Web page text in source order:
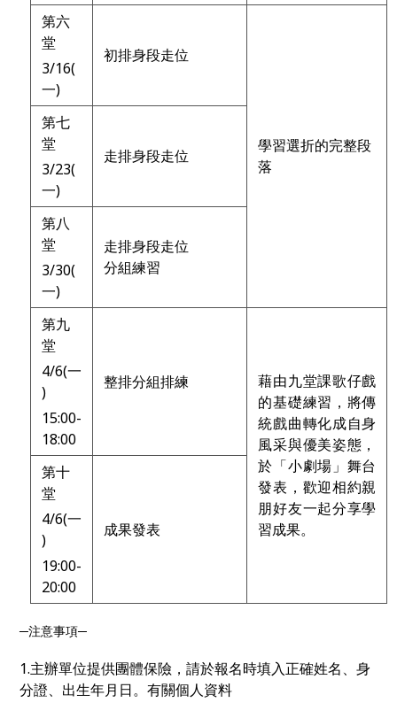
第六
堂
3/16(
一)
初排身段走位
學習選折的完整段
落
第七
堂
3/23(
一)
走排身段走位
第八
堂
3/30(
一)
走排身段走位
分組練習
第九
堂
4/6(一
)
15:00-
18:00
整排分組排練
藉由九堂課歌仔戲
的基礎練習，將傳
統戲曲轉化成自身
風采與優美姿態，
於「小劇場」舞台
發表，歡迎相約親
朋好友一起分享學
習成果。
第十
堂
4/6(一
)
19:00-
20:00
成果發表
─注意事項─
1.主辦單位提供團體保險，請於報名時填入正確姓名、身
分證、出生年月日。有關個人資料